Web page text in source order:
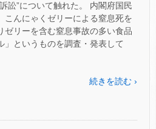
訟”について触れた。 内閣府国民
こんにゃくゼリーによる窒息死を
ゼリーを含む窒息事故の多い食品
」というものを調査・発表して
続きを読む ›